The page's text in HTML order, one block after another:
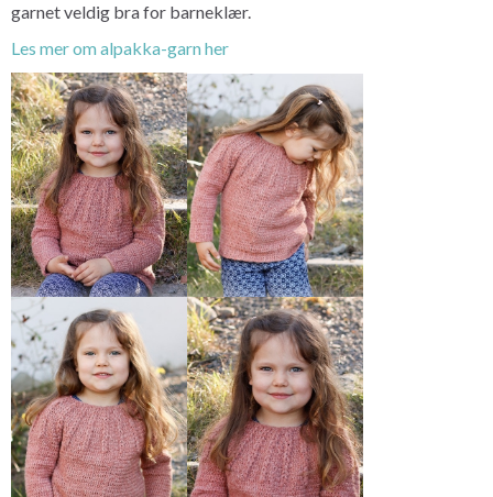
garnet veldig bra for barneklær.
Les mer om alpakka-garn her